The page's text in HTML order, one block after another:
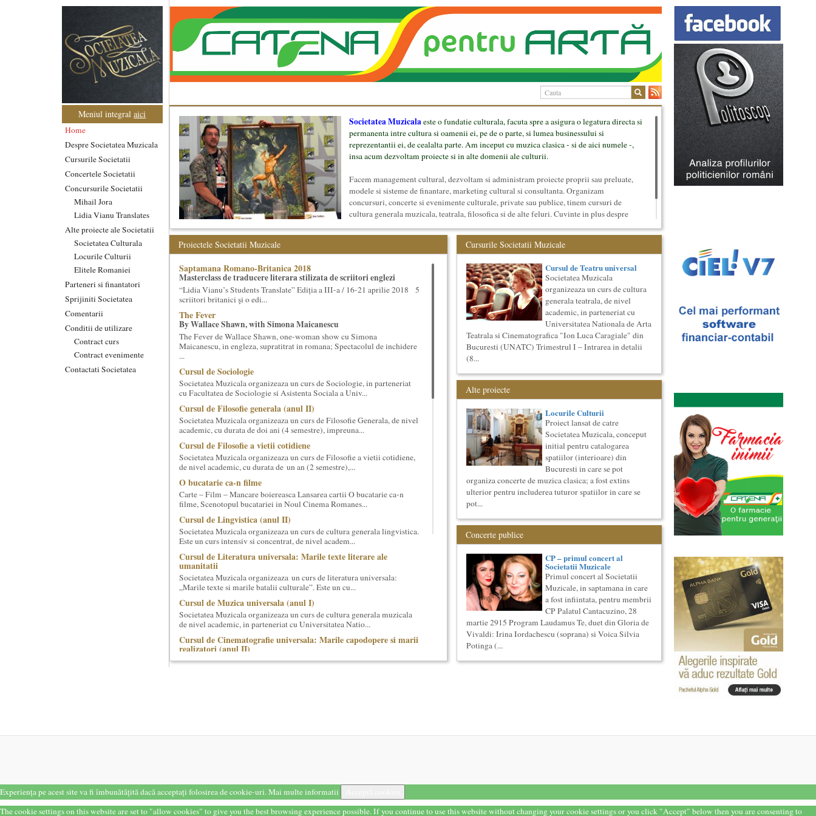
Meniul integralaici
Home
Despre Societatea Muzicala
Cursurile Societatii
Concertele Societatii
Concursurile Societatii
Mihail Jora
Lidia Vianu Translates
Alte proiecte ale Societatii
Societatea Culturala
Locurile Culturii
Elitele Romaniei
Parteneri si finantatori
Sprijiniti Societatea
Comentarii
Conditii de utilizare
Contract curs
Contract evenimente
Contactati Societatea
Societatea Muzicalaeste o fundatie culturala, facuta spre a asigura o legatura directa si
permanenta intre cultura si oamenii ei, pe de o parte, si lumea businessului si
reprezentantii ei, de cealalta parte. Am inceput cu muzica clasica - si de aici numele -,
insa acum dezvoltam proiecte si in alte domenii ale culturii.
Facem management cultural, dezvoltam si administram proiecte proprii sau preluate,
modele si sisteme de finantare, marketing cultural si consultanta. Organizam
concursuri, concerte si evenimente culturale, private sau publice, tinem cursuri de
cultura generala muzicala, teatrala, filosofica si de alte feluri. Cuvinte in plus despre
mai jos.
Proiectele Societatii Muzicale
Saptamana Romano-Britanica 2018
Masterclass de traducere literara stilizata de scriitori englezi
“Lidia Vianu’s Students Translate” Ediția a III-a / 16-21 aprilie 2018 5
scriitori britanici şi o edi...
The Fever
By Wallace Shawn, with Simona Maicanescu
The Fever de Wallace Shawn, one-woman show cu Simona
Maicanescu, in engleza, supratitrat in romana; Spectacolul de inchidere
...
Cursul de Sociologie
Societatea Muzicala organizeaza un curs de Sociologie, in parteneriat
cu Facultatea de Sociologie si Asistenta Sociala a Univ...
Cursul de Filosofie generala (anul II)
Societatea Muzicala organizeaza un curs de Filosofie Generala, de nivel
academic, cu durata de doi ani (4 semestre), impreuna...
Cursul de Filosofie a vietii cotidiene
Societatea Muzicala organizeaza un curs de Filosofie a vietii cotidiene,
de nivel academic, cu durata de un an (2 semestre),...
O bucatarie ca-n filme
Carte – Film – Mancare boiereasca Lansarea cartii O bucatarie ca-n
filme, Scenotopul bucatariei in Noul Cinema Romanes...
Cursul de Lingvistica (anul II)
Societatea Muzicala organizeaza un curs de cultura generala lingvistica.
Este un curs intensiv si concentrat, de nivel academ...
Cursul de Literatura universala: Marile texte literare ale
umanitatii
Societatea Muzicala organizeaza un curs de literatura universala:
„Marile texte si marile batalii culturale”. Este un cu...
Cursul de Muzica universala (anul I)
Societatea Muzicala organizeaza un curs de cultura generala muzicala
de nivel academic, in parteneriat cu Universitatea Natio...
Cursul de Cinematografie universala: Marile capodopere si marii
realizatori (anul II)
Societatea Muzicala organizeaza un curs de cultura generala
Cursul de Arta universala: Marile capodopere
Proiect lansat de catre Societatea Muzicala, conceput initial pentru
catalogarea spatiilor (interioare) din Bucuresti in care...
Cursurile Societatii Muzicale
Cursul de Teatru universal
Societatea Muzicala
organizeaza un curs de cultura
generala teatrala, de nivel
academic, in parteneriat cu
Universitatea Nationala de Arta
Teatrala si Cinematografica "Ion Luca Caragiale" din
Bucuresti (UNATC) Trimestrul I – Intrarea in detalii
(8...
Alte proiecte
Locurile Culturii
Proiect lansat de catre
Societatea Muzicala, conceput
initial pentru catalogarea
spatiilor (interioare) din
Bucuresti in care se pot
organiza concerte de muzica clasica; a fost extins
ulterior pentru includerea tuturor spatiilor in care se
pot...
Concerte publice
CP – primul concert al
Societatii Muzicale
Primul concert al Societatii
Muzicale, in saptamana in care
a fost infiintata, pentru membrii
CP Palatul Cantacuzino, 28
martie 2915 Program Laudamus Te, duet din Gloria de
Vivaldi: Irina Iordachescu (soprana) si Voica Silvia
Potinga (...
Experiența pe acest site va fi îmbunătățită dacă acceptați folosirea de cookie-uri.Mai multe informatii
The cookie settings on this website are set to "allow cookies" to give you the best browsing experience possible. If you continue to use this website without changing your cookie settings or you click "Accept" below then you are consenting to